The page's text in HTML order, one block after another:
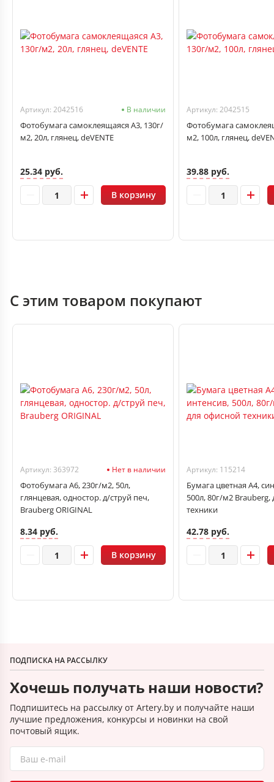
Артикул: 2042516 В наличии
Фотобумага самоклеящаяся А3, 130г/
м2, 20л, глянец, deVENTE
25.34 руб.
В корзину
Артикул: 2042515
Фотобумага
м2, 100л, глянец,
39.88 руб.
С этим товаром покупают
Артикул: 363972 Нет в наличии
Фотобумага А6, 230г/м2, 50л,
глянцевая, одностор. д/струй печ,
Brauberg ORIGINAL
8.34 руб.
В корзину
Артикул: 115214
Бумага цветная А4,
500л, 80г/м2
техники
42.78 руб.
ПОДПИСКА НА РАССЫЛКУ
Хочешь получать наши новости?
Подпишитесь на рассылку от Artery.by и получайте наши
лучшие предложения, конкурсы и новинки на свой
почтовый ящик.